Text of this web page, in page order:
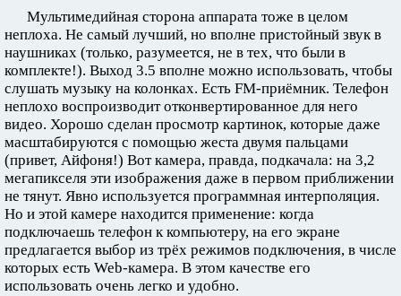
Мультимедийная сторона аппарата тоже в целом
неплоха. Не самый лучший, но вполне пристойный звук в
наушниках (только, разумеется, не в тех, что были в
комплекте!). Выход 3.5 вполне можно использовать, чтобы
слушать музыку на колонках. Есть FM-приёмник. Телефон
неплохо воспроизводит отконвертированное для него
видео. Хорошо сделан просмотр картинок, которые даже
масштабируются с помощью жеста двумя пальцами
(привет, Айфоня!) Вот камера, правда, подкачала: на 3,2
мегапикселя эти изображения даже в первом приближении
не тянут. Явно используется программная интерполяция.
Но и этой камере находится применение: когда
подключаешь телефон к компьютеру, на его экране
предлагается выбор из трёх режимов подключения, в числе
которых есть Web-камера. В этом качестве его
использовать очень легко и удобно.